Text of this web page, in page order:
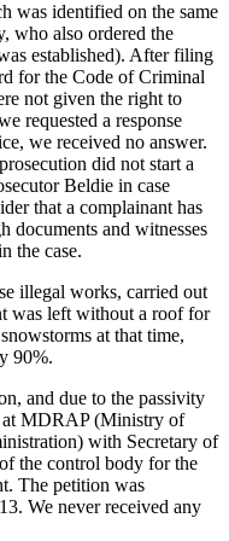
was identified on the same
who also ordered the
established). After filing
for the Code of Criminal
not given the right to
requested a response
we received no answer.
did not start a
Beldie in case
that a complainant has
documents and witnesses
the case.
illegal works, carried out
was left without a roof for
at that time,
90%.
and due to the passivity
at MDRAP (Ministry of
with Secretary of
the control body for the
The petition was
We never received any